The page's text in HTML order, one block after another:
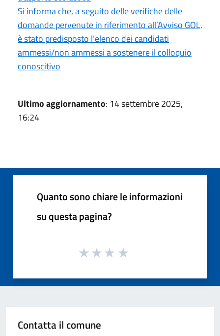
Si informa che, a seguito delle verifiche delle
domande pervenute in riferimento all’Avviso GOL,
è stato predisposto l’elenco dei candidati
ammessi/non ammessi a sostenere il colloquio
conoscitivo
Ultimo aggiornamento: 14 settembre 2025,
16:24
Quanto sono chiare le informazioni
su questa pagina?
Contatta il comune